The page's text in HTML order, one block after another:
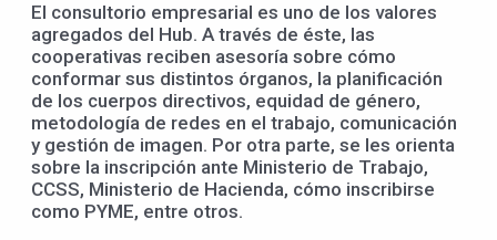
El consultorio empresarial es uno de los valores
agregados del Hub. A través de éste, las
cooperativas reciben asesoría sobre cómo
conformar sus distintos órganos, la planificación
de los cuerpos directivos, equidad de género,
metodología de redes en el trabajo, comunicación
y gestión de imagen. Por otra parte, se les orienta
sobre la inscripción ante Ministerio de Trabajo,
CCSS, Ministerio de Hacienda, cómo inscribirse
como PYME, entre otros.